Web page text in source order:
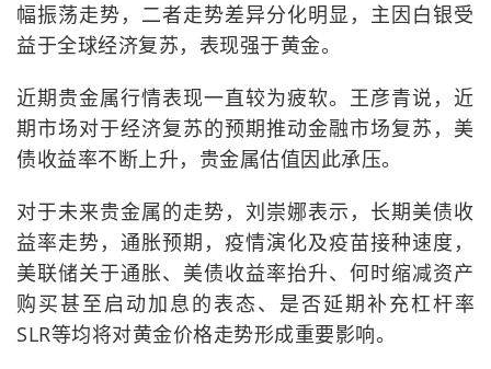
幅振荡走势，二者走势差异分化明显，主因白银受
益于全球经济复苏，表现强于黄金。
近期贵金属行情表现一直较为疲软。王彦青说，近
期市场对于经济复苏的预期推动金融市场复苏，美
债收益率不断上升，贵金属估值因此承压。
对于未来贵金属的走势，刘崇娜表示，长期美债收
益率走势，通胀预期，疫情演化及疫苗接种速度，
美联储关于通胀、美债收益率抬升、何时缩减资产
购买甚至启动加息的表态、是否延期补充杠杆率
SLR等均将对黄金价格走势形成重要影响。